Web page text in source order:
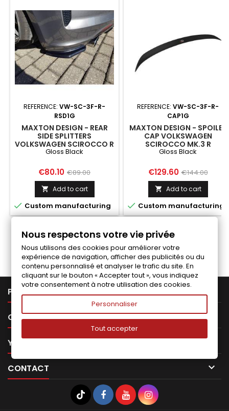
REFERENCE: VW-SC-3F-R-
RSD1G
MAXTON DESIGN - REAR
SIDE SPLITTERS
VOLKSWAGEN SCIROCCO R
MK3 FACELIFT GLOSS
Gloss Black
Price
€80.10 Regular
price
€89.00
 Add to cart
 Custom manufacturing
REFERENCE: VW-SC-3F-R-
CAP1G
MAXTON DESIGN - SPOILER
CAP VOLKSWAGEN
SCIROCCO MK.3 R
FACELIFT GLOSS BLACK
Gloss Black
Price
€129.60 Regular
price
€144.00
 Add to cart
 Custom manufacturing
Follow us on Facebook
PRODUCTS
OUR COMPANY 
YOUR ACCOUNT 
CONTACT 
Nous respectons votre vie privée
Nous utilisons des cookies pour améliorer votre
expérience de navigation, afficher des publicités ou du
contenu personnalisé et analyser le trafic du site. En
cliquant sur le bouton « Accepter tout », vous indiquez
votre consentement à notre utilisation des cookies.
Personnaliser
Tout accepter